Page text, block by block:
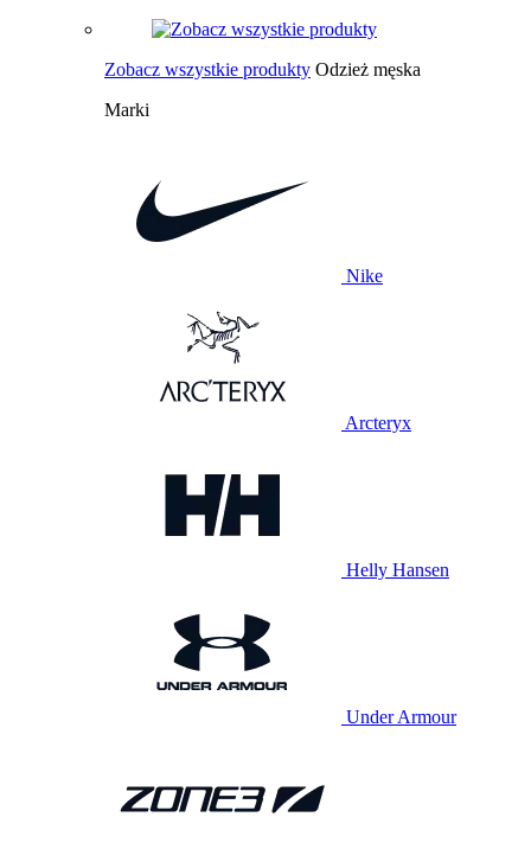
Zobacz wszystkie produkty Odzież męska
Marki
Nike
Arcteryx
Helly Hansen
Under Armour